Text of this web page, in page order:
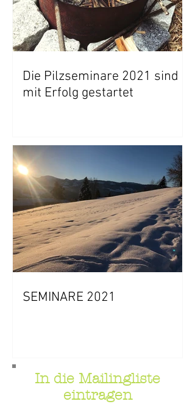
Die Pilzseminare 2021 sind
mit Erfolg gestartet
SEMINARE 2021
In die Mailingliste
eintragen